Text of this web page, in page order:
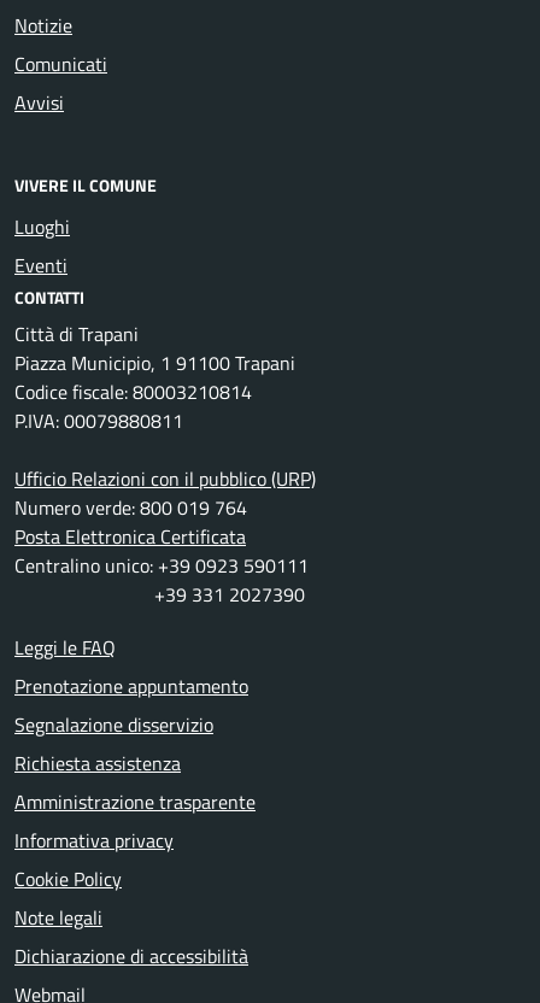
Notizie
Comunicati
Avvisi
VIVERE IL COMUNE
Luoghi
Eventi
CONTATTI
Città di Trapani
Piazza Municipio, 1 91100 Trapani
Codice fiscale: 80003210814
P.IVA: 00079880811
Ufficio Relazioni con il pubblico (URP)
Numero verde: 800 019 764
Posta Elettronica Certificata
Centralino unico: +39 0923 590111
+39 331 2027390
Leggi le FAQ
Prenotazione appuntamento
Segnalazione disservizio
Richiesta assistenza
Amministrazione trasparente
Informativa privacy
Cookie Policy
Note legali
Dichiarazione di accessibilità
Webmail